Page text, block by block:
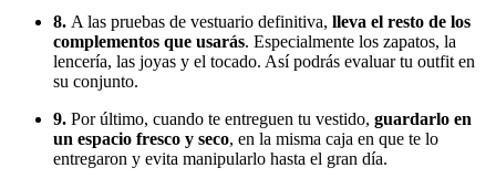
8. A las pruebas de vestuario definitiva, lleva el resto de los
complementos que usarás. Especialmente los zapatos, la
lencería, las joyas y el tocado. Así podrás evaluar tu outfit en
su conjunto.
9. Por último, cuando te entreguen tu vestido, guardarlo en
un espacio fresco y seco, en la misma caja en que te lo
entregaron y evita manipularlo hasta el gran día.